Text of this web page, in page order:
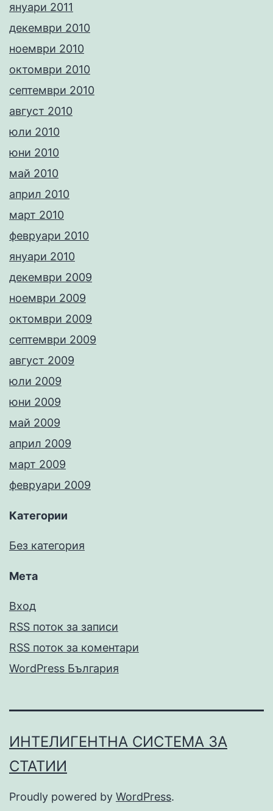
януари 2011
декември 2010
ноември 2010
октомври 2010
септември 2010
август 2010
юли 2010
юни 2010
май 2010
април 2010
март 2010
февруари 2010
януари 2010
декември 2009
ноември 2009
октомври 2009
септември 2009
август 2009
юли 2009
юни 2009
май 2009
април 2009
март 2009
февруари 2009
Категории
Без категория
Мета
Вход
RSS поток за записи
RSS поток за коментари
WordPress България
ИНТЕЛИГЕНТНА СИСТЕМА ЗА
СТАТИИ
Proudly powered by WordPress.